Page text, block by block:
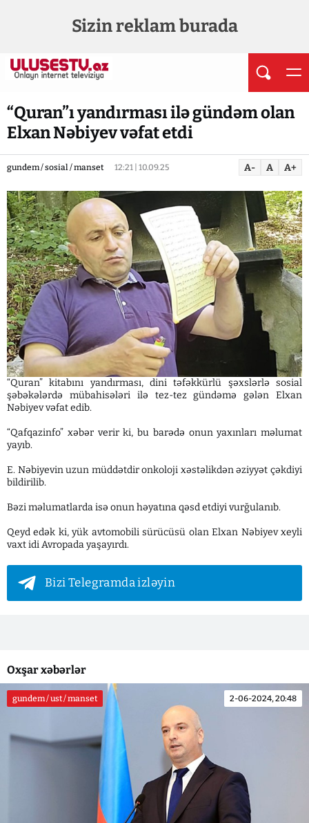
Sizin reklam burada
“Quran”ı yandırması ilə gündəm olan
Elxan Nəbiyev vəfat etdi
gundem / sosial / manset 12:21 | 10.09.25 A- A A+
“Quran” kitabını yandırması, dini təfəkkürlü şəxslərlə sosial
şəbəkələrdə mübahisələri ilə tez-tez gündəmə gələn Elxan
Nəbiyev vəfat edib.
“Qafqazinfo” xəbər verir ki, bu barədə onun yaxınları məlumat
yayıb.
E. Nəbiyevin uzun müddətdir onkoloji xəstəlikdən əziyyət çəkdiyi
bildirilib.
Bəzi məlumatlarda isə onun həyatına qəsd etdiyi vurğulanıb.
Qeyd edək ki, yük avtomobili sürücüsü olan Elxan Nəbiyev xeyli
vaxt idi Avropada yaşayırdı.
Bizi Telegramda izləyin
Oxşar xəbərlər
gundem / ust / manset 2-06-2024, 20:48